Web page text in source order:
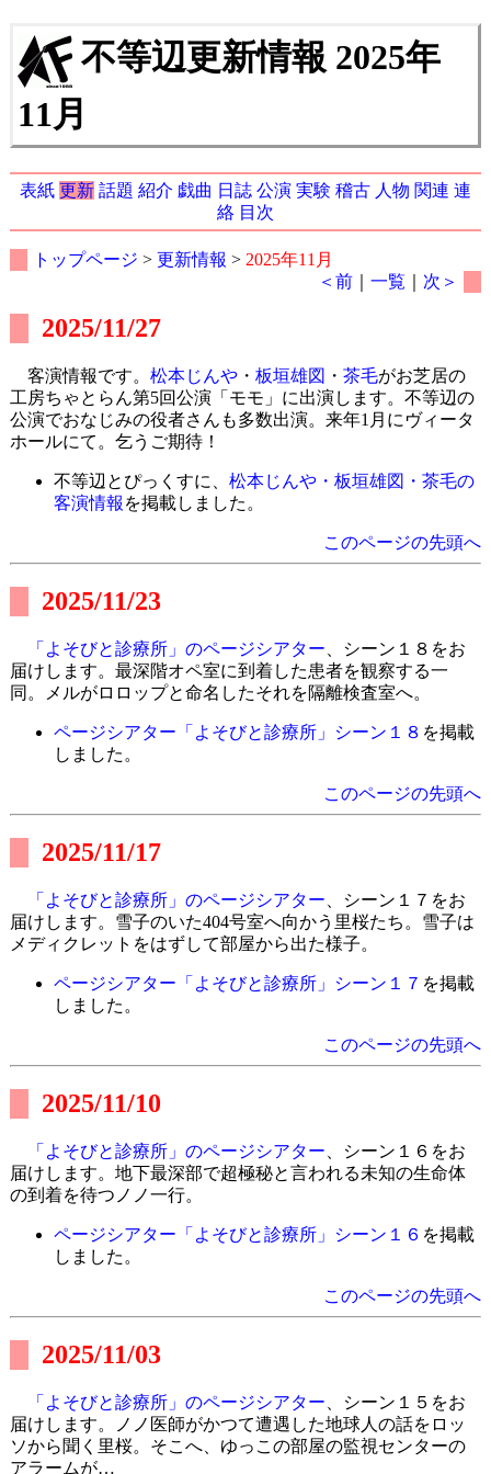
不等辺更新情報 2025年
11月
表紙 更新 話題 紹介 戯曲 日誌 公演 実験 稽古 人物 関連 連
絡 目次
トップページ > 更新情報 > 2025年11月
＜前 ｜一覧 次＞
2025/11/27
客演情報です。 松本じんや・ 板垣雄図 ・ 茶毛がお芝居の
工房ちゃとらん第5回公演「モモ」に出演します。不等辺の
公演でおなじみの役者さんも多数出演。来年1月にヴィータ
ホールにて。乞うご期待！
不等辺とぴっくすに、 松本じんや・板垣雄図・茶毛の
客演情報 を掲載しました。
このページの先頭へ
2025/11/23
「よそびと診療所」のページシアター 、シーン１８をお
届けします。最深階オペ室に到着した患者を観察する一
同。メルがロロップと命名したそれを隔離検査室へ。
ページシアター「よそびと診療所」シーン１８ を掲載
しました。
このページの先頭へ
2025/11/17
「よそびと診療所」のページシアター 、シーン１７をお
届けします。雪子のいた404号室へ向かう里桜たち。雪子は
メディクレットをはずして部屋から出た様子。
ページシアター「よそびと診療所」シーン１７ を掲載
しました。
このページの先頭へ
2025/11/10
「よそびと診療所」のページシアター 、シーン１６をお
届けします。地下最深部で超極秘と言われる未知の生命体
の到着を待つノノ一行。
ページシアター「よそびと診療所」シーン１６ を掲載
しました。
このページの先頭へ
2025/11/03
「よそびと診療所」のページシアター 、シーン１５をお
届けします。ノノ医師がかつて遭遇した地球人の話をロッ
ソから聞く里桜。そこへ、ゆっこの部屋の監視センターの
アラームが…